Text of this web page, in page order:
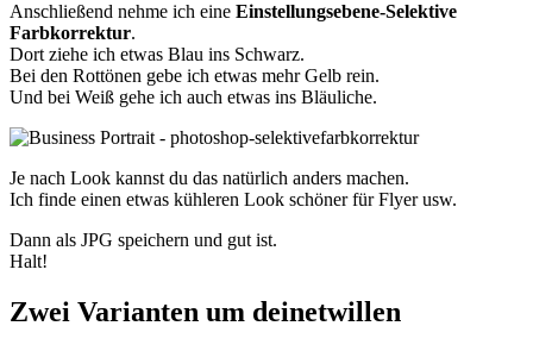
Anschließend nehme ich eine Einstellungsebene-Selektive
Farbkorrektur.
Dort ziehe ich etwas Blau ins Schwarz.
Bei den Rottönen gebe ich etwas mehr Gelb rein.
Und bei Weiß gehe ich auch etwas ins Bläuliche.
Je nach Look kannst du das natürlich anders machen.
Ich finde einen etwas kühleren Look schöner für Flyer usw.
Dann als JPG speichern und gut ist.
Halt!
Zwei Varianten um deinetwillen